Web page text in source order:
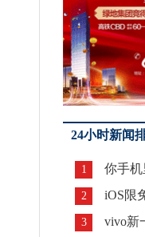
24小时新闻
1 你手机
2 iOS限
3 vivo新